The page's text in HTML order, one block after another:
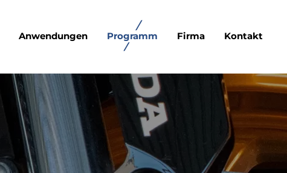
Anwendungen Programm Firma Kontakt